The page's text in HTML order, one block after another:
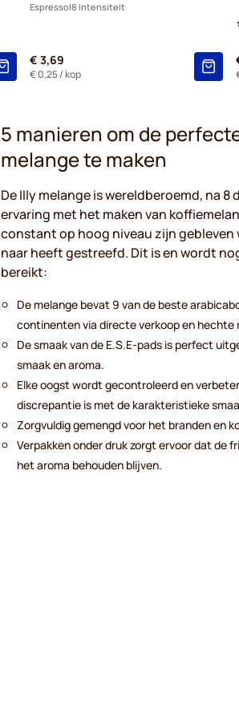
Espresso 8 Intensiteit
€ 3,69
€ 0,25/ kop
5 manieren om de
melange te maken
De Illy melange is wereldberoemd, na 8
ervaring met het maken van
constant op hoog niveau zijn gebleven
naar heeft gestreefd. Dit is en wordt
bereikt:
De melange bevat 9 van de beste
continenten via directe verkoop en hechte
De smaak van de E.S.E-pads is perfect
smaak en aroma.
Elke oogst wordt gecontroleerd en
discrepantie is met de karakteristieke
Zorgvuldig gemengd voor het branden en
Verpakken onder druk zorgt ervoor dat de
het aroma behouden blijven.